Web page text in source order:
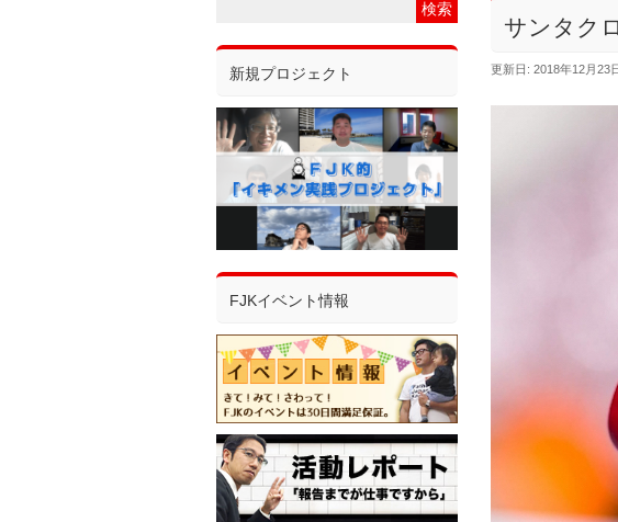
サンタク
更新日: 2018年12月23
新規プロジェクト
FJKイベント情報